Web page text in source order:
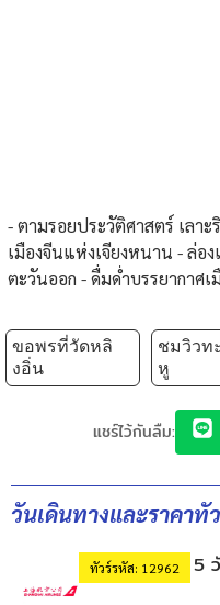
- ตามรอยประวัติศาสตร์ เลา
เมืองจีนแห่งเจียงหนาน - ล่อ
ตะวันออก - ดื่มด่ำบรรยากาศ
ขอพรที่วัดหลิ
งอิ่น
ชมวิวท
หู
แชร์ไว้กันลืม:
วันเดินทางและราคาทั
ทัวร์รหัส: 12962 5